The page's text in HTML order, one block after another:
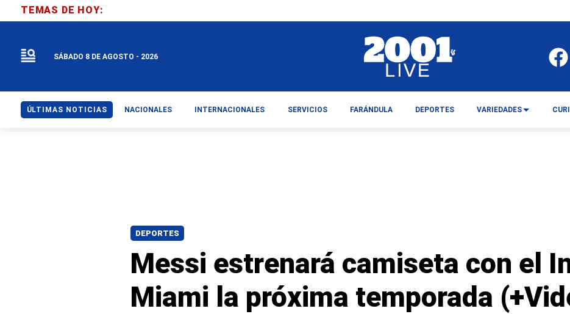
DEPORTES
Messi estrenará camiseta con el
Miami la próxima temporada
TEMAS DE HOY:
SÁBADO 8 DE AGOSTO - 2026
ÚLTIMAS NOTICIAS NACIONALES INTERNACIONALES SERVICIOS FARÁNDULA DEPORTES VARIEDADES